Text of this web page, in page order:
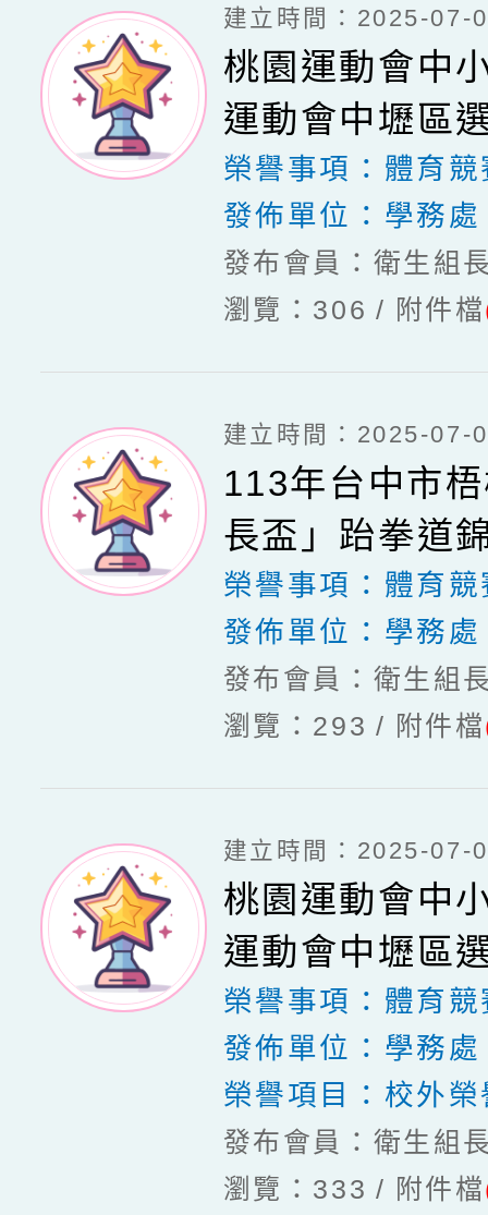
建立時間：2025-07-
桃園運動會中
運動會中壢區
榮譽事項： 體育競
發佈單位： 學務處
發布會員：衛生組
瀏覽：306
附件檔
建立時間：2025-07-
113年台中市
長盃」跆拳道
榮譽事項： 體育競
發佈單位： 學務處
發布會員：衛生組
瀏覽：293
附件檔
建立時間：2025-07-
桃園運動會中
運動會中壢區
榮譽事項： 體育競
發佈單位： 學務處
榮譽項目： 校外榮
發布會員：衛生組
瀏覽：333
附件檔